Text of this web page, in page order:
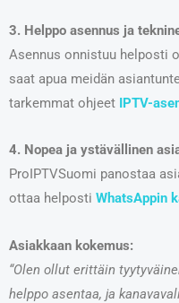
3. Helppo asennus ja
Asennus onnistuu helposti
saat apua meidän
tarkemmat ohjeet IPTV-
4. Nopea ja ystävällinen
ProIPTVSuomi panostaa
ottaa helposti WhatsAppin
Asiakkaan kokemus:
“Olen ollut erittäin
helppo asentaa, ja